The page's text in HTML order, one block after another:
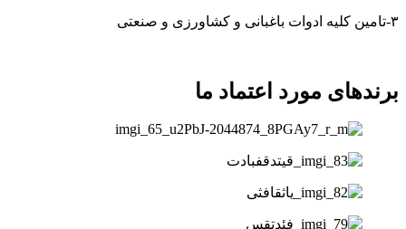
۳-تامین کلیه ادوات باغبانی و کشاورزی و صنعتی
برندهای مورد اعتماد ما